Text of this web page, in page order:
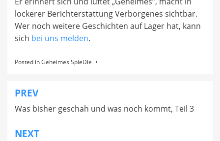
lockerer Berichterstattung Verborgenes sichtbar.
Wer noch weitere Geschichten auf Lager hat, kann
sich bei uns melden.
Posted inGeheimes SpieDie
Beitragsnavigation
PREV
Was bisher geschah und was noch kommt, Teil 3
NEXT